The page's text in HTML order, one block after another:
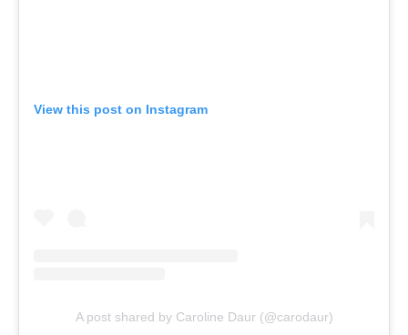
View this post on Instagram
A post shared by Caroline Daur (@carodaur)